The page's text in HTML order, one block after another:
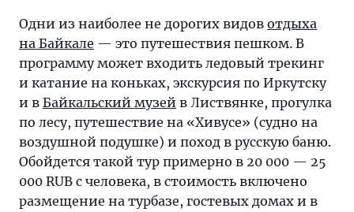
Одни из наиболее не дорогих видов отдыха
на Байкале — это путешествия пешком. В
программу может входить ледовый трекинг
и катание на коньках, экскурсия по Иркутску
и в Байкальский музей в Листвянке, прогулка
по лесу, путешествие на «Хивусе» (судно на
воздушной подушке) и поход в русскую баню.
Обойдется такой тур примерно в 20 000 — 25
000 RUB с человека, в стоимость включено
размещение на турбазе, гостевых домах и в